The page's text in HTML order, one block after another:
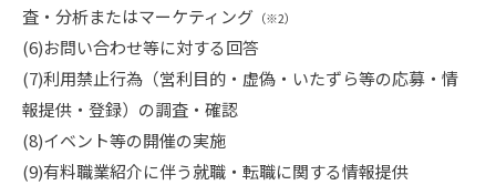
査・分析またはマーケティング （※2）
(6)お問い合わせ等に対する回答
(7)利用禁止行為（営利目的・虚偽・いたずら等の応募・情
報提供・登録）の調査・確認
(8)イベント等の開催の実施
(9)有料職業紹介に伴う就職・転職に関する情報提供